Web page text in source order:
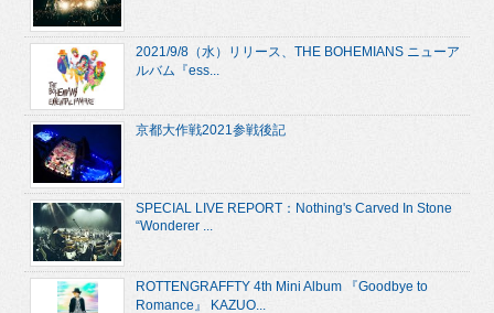
2021/9/8（水）リリース、THE BOHEMIANS ニューア
ルバム『ess...
京都大作戦2021参戦後記
SPECIAL LIVE REPORT：Nothing's Carved In Stone
“Wonderer ...
ROTTENGRAFFTY 4th Mini Album 『Goodbye to
Romance』 KAZUO...